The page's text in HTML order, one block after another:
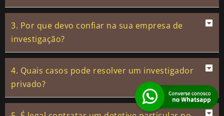
3. Por que devo confiar na sua empresa de
investigação?
4. Quais casos pode resolver um investigador
privado?